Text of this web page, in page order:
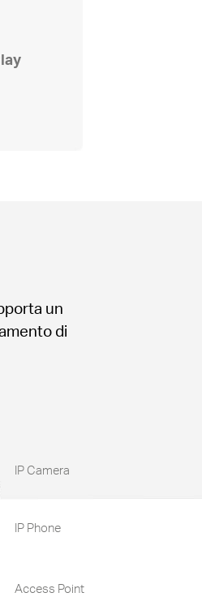
un
di
IP Camera
IP Phone
Access Point